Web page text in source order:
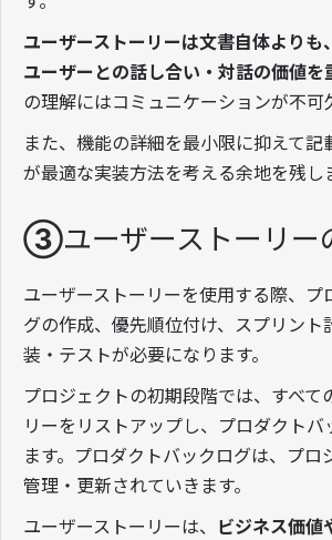
ユーザーストーリーは文書自体よりも
ユーザーとの話し合い・対話の価値を
の理解にはコミュニケーションが不可
また、機能の詳細を最小限に抑えて記
が最適な実装方法を考える余地を残し
③ユーザーストーリー
ユーザーストーリーを使用する際、プ
グの作成、優先順位付け、スプリント
装・テストが必要になります。
プロジェクトの初期段階では、すべて
リーをリストアップし、プロダクトバ
ます。プロダクトバックログは、プロ
管理・更新されていきます。
ユーザーストーリーは、
ビジネス価値